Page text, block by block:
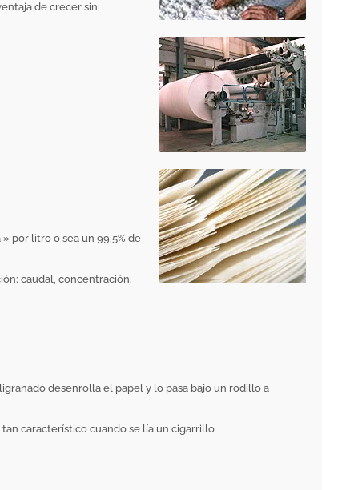
de crecer sin
por litro o sea un 99,5% de
caudal, concentración,
desenrolla el papel y lo pasa bajo un rodillo a
característico cuando se lía un cigarrillo